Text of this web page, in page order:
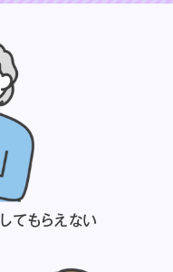
してもらえない